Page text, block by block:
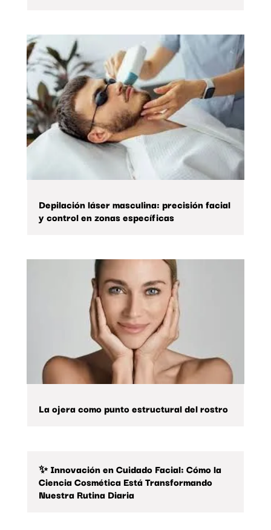
Depilación láser masculina: precisión facial
y control en zonas específicas
La ojera como punto estructural del rostro
✨ Innovación en Cuidado Facial: Cómo la
Ciencia Cosmética Está Transformando
Nuestra Rutina Diaria